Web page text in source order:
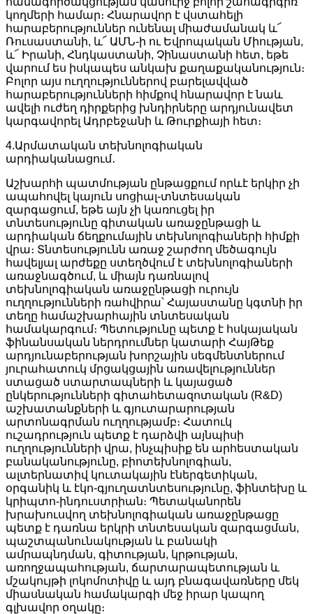
կողմերի համար։ Հնարավոր է վստահելի
հարաբերություններ ունենալ միաժամանակ և՜
Ռուսաստանի, և՜ ԱՄՆ-ի ու Եվրոպական Միության,
և՜ Իրանի, Հնդկաստանի, Չինաստանի հետ, եթե
վարում ես իսկապես անկախ քաղաքականություն։
Բոլոր այս ուղղություններով բարելավված
հարաբերությունների հիմքով հնարավոր է նաև
ավելի ուժեղ դիրքերից խնդիրները արդյունավետ
կարգավորել Ադրբեջանի և Թուրքիայի հետ։
4.Արմատական տեխնոլոգիական
արդիականացում․
Աշխարհի պատմության ընթացքում որևէ երկիր չի
ապահովել կայուն սոցիալ-տնտեսական
զարգացում, եթե այն չի կառուցել իր
տնտեսությունը գիտական առաջընթացի և
արդիական ճեղքումային տեխնոլոգիաների հիմքի
վրա։ Տնտեսությունն առաջ շարժող մեծագույն
հավելյալ արժեքը ստեղծվում է տեխնոլոգիաների
առաջնագծում, և միայն դառնալով
տեխնոլոգիական առաջընթացի ուրույն
ուղղությունների ռահվիրա՝ Հայաստանը կգտնի իր
տեղը համաշխարհային տնտեսական
համակարգում։ Պետությունը պետք է հսկայական
ֆինանսական ներդրումներ կատարի ՀայԹեք
արդյունաբերության խորշային սեգմենտներում
յուրահատուկ մրցակցային առավելություններ
ստացած ստարտապների և կայացած
ընկերությունների գիտահետազոտական (R&D)
աշխատանքների և գյուտարարության
արտոնագրման ուղղությամբ։ Հատուկ
ուշադրություն պետք է դարձվի այնպիսի
ուղղությունների վրա, ինչպիսիք են արհեստական
բանականությունը, բիոտեխնոլոգիան,
ալտերնատիվ կուտակային էներգետիկան,
օրգանիկ և էկո-գյուղատնտեսությունը, ֆինտեխը և
կրիպտո-ինդուստրիան։ Պետականորեն
խրախուսվող տեխնոլոգիական առաջընթացը
պետք է դառնա երկրի տնտեսական զարգացման,
պաշտպանունակության և բանակի
ամրապնդման, գիտության, կրթության,
առողջապահության, ճարտարապետության և
մշակույթի լոկոմոտիվը և այդ բնագավառները մեկ
միասնական համակարգի մեջ իրար կապող
գլխավոր օղակը։